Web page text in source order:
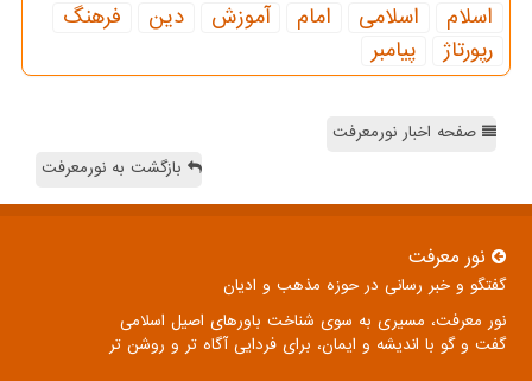
اسلام اسلامی امام آموزش دین
فرهنگ
رپورتاژ
پیامبر
صفحه اخبار نورمعرفت
بازگشت به نورمعرفت
نور معرفت
گفتگو و خبر رسانی در حوزه مذهب و ادیان
نور معرفت، مسیری به سوی شناخت باورهای اصیل اسلامی
گفت و گو با اندیشه و ایمان، برای فردایی آگاه تر و روشن تر